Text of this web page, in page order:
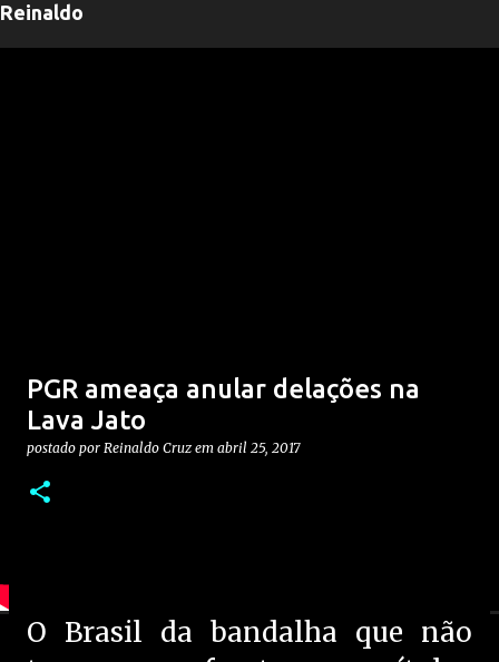
Reinaldo
PGR ameaça anular delações na
Lava Jato
postado por Reinaldo Cruz em abril 25, 2017
O Brasil da bandalha que não